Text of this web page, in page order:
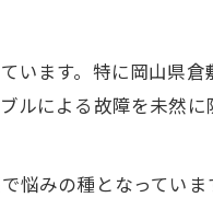
予防と早期対応の重要
に役立つ管理ノウハウ
られる補助金活用メ
ます。特に岡山県
による故障を未然
みの種となってい